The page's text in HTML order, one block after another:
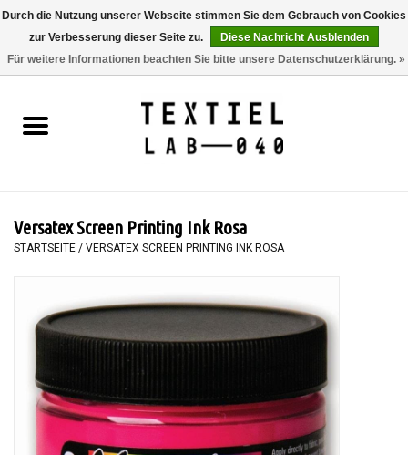
0 Artikel - €0,00
BÜCHER
MALEN
WORKSHOPS
SPECIALS
WERKZEUGE
Versatex Screen Printing Ink Rosa
STARTSEITE / VERSATEX SCREEN PRINTING INK ROSA
Durch die Nutzung unserer Webseite stimmen Sie dem Gebrauch von Cookies
zur Verbesserung dieser Seite zu.
Diese Nachricht Ausblenden
Für weitere Informationen beachten Sie bitte unsere Datenschutzerklärung. »